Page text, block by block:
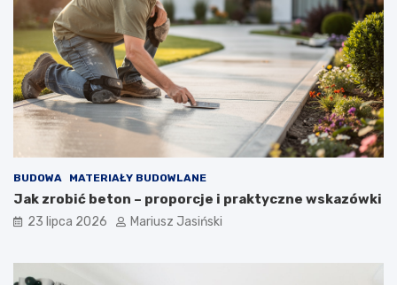
BUDOWA MATERIAŁY BUDOWLANE
Jak zrobić beton – proporcje i praktyczne wskazówki
23 lipca 2026 Mariusz Jasiński